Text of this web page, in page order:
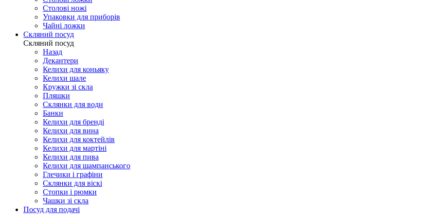
Столові ножі
Упаковки для приборів
Чайні ложки
Скляний посуд
Скляний посуд
Назад
Декантери
Келихи для коньяку
Келихи шале
Кружки зі скла
Пляшки
Склянки для води
Банки
Келихи для бренді
Келихи для вина
Келихи для коктейлів
Келихи для мартіні
Келихи для пива
Келихи для шампанського
Глечики і графіни
Склянки для віскі
Стопки і рюмки
Чашки зі скла
Посуд для подачі